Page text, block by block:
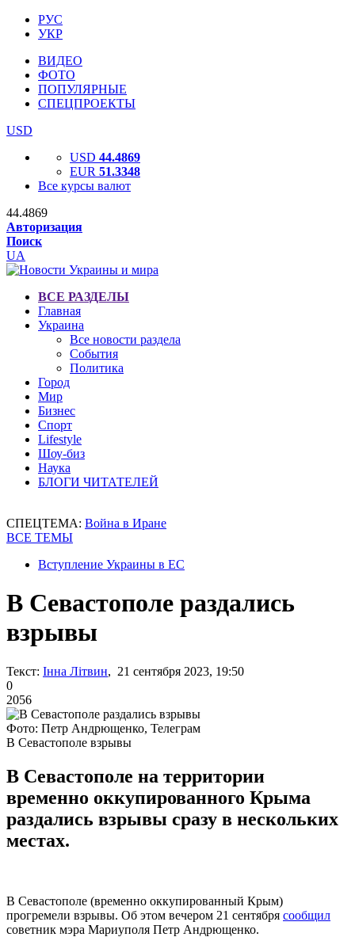
РУС
УКР
ВИДЕО
ФОТО
ПОПУЛЯРНЫЕ
СПЕЦПРОЕКТЫ
USD
USD 44.4869
EUR 51.3348
Все курсы валют
44.4869
Авторизация
Поиск
UA
ВСЕ РАЗДЕЛЫ
Главная
Украина
Все новости раздела
События
Политика
Город
Мир
Бизнес
Спорт
Lifestyle
Шоу-биз
Наука
БЛОГИ ЧИТАТЕЛЕЙ
СПЕЦТЕМА: Война в Иране
ВСЕ ТЕМЫ
Вступление Украины в ЕС
В Севастополе раздались
взрывы
Текст: Інна Літвин, 21 сентября 2023, 19:50
0
2056
Фото: Петр Андрющенко, Телеграм
В Севастополе взрывы
В Севастополе на территории
временно оккупированного Крыма
раздались взрывы сразу в нескольких
местах.
В Севастополе (временно оккупированный Крым)
прогремели взрывы. Об этом вечером 21 сентября сообщил
советник мэра Мариуполя Петр Андрющенко.